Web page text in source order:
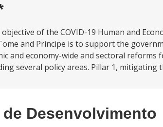
of the COVID-19 Human and
and Principe is to support the
and economy-wide and sectoral
several policy areas. Pillar 1, mitigating
Desenvolvimento